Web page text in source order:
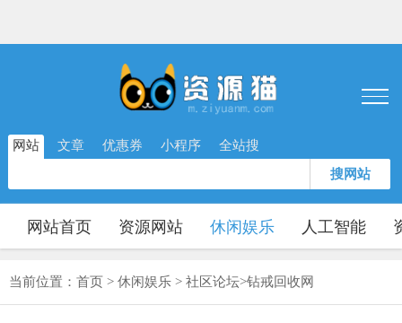
网站 文章 优惠券 小程序 全站搜
搜网站
网站首页 资源网站 休闲娱乐 人工智能
当前位置： 首页 > 休闲娱乐 > 社区论坛>钻戒回收网